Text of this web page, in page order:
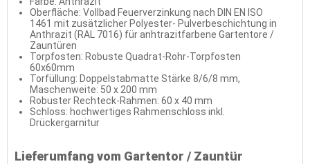
Oberfläche: Vollbad Feuerverzinkung nach DIN EN ISO
1461 mit zusätzlicher Polyester- Pulverbeschichtung in
Anthrazit (RAL 7016) für anhtrazitfarbene Gartentore /
Zauntüren
Torpfosten: Robuste Quadrat-Rohr-Torpfosten
60x60mm
Torfüllung: Doppelstabmatte Stärke 8/6/8 mm,
Maschenweite: 50 x 200 mm
Robuster Rechteck-Rahmen: 60 x 40 mm
Schloss: hochwertiges Rahmenschloss inkl.
Drückergarnitur
Lieferumfang vom Gartentor / Zauntür